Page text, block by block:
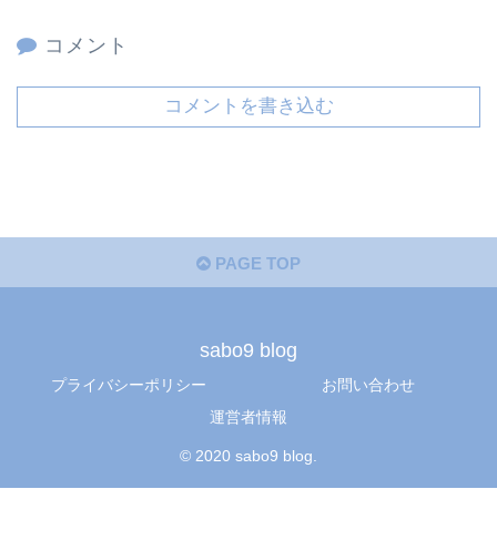
コメント
コメントを書き込む
PAGE TOP
sabo9 blog
プライバシーポリシー
お問い合わせ
運営者情報
© 2020 sabo9 blog.